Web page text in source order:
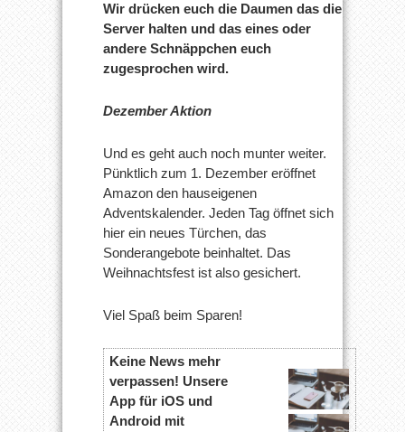
Wir drücken euch die Daumen das die
Server halten und das eines oder
andere Schnäppchen euch
zugesprochen wird.
Dezember Aktion
Und es geht auch noch munter weiter.
Pünktlich zum 1. Dezember eröffnet
Amazon den hauseigenen
Adventskalender. Jeden Tag öffnet sich
hier ein neues Türchen, das
Sonderangebote beinhaltet. Das
Weihnachtsfest ist also gesichert.
Viel Spaß beim Sparen!
Keine News mehr
verpassen! Unsere
App für iOS und
Android mit